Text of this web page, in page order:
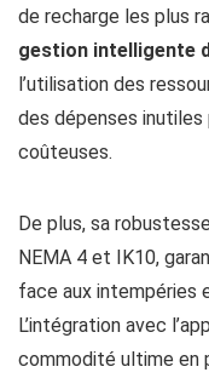
de recharge les plus
gestion intelligente
l’utilisation des
des dépenses
coûteuses.
De plus, sa
NEMA 4 et IK10,
face aux intempéries
L’intégration avec
commodité ultime